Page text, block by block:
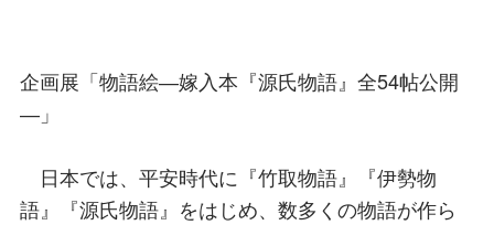
企画展「物語絵―嫁入本『源氏物語』全54帖公開
―」
日本では、平安時代に『竹取物語』『伊勢物
語』『源氏物語』をはじめ、数多くの物語が作ら